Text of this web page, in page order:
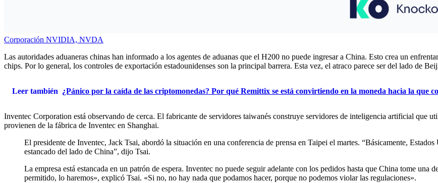
Corporación NVIDIA, NVDA
Las autoridades aduaneras chinas han informado a los agentes de aduanas que el H200 no puede ingresar a China. Esto crea un
chips. Por lo general, los controles de exportación estadounidenses son la principal barrera. Esta vez, el atraco parece ser del lado de
Leer también ¿Pánico por la caída de las criptomonedas? Por qué Remittix se está convirtiendo en la moneda hacia la que
Inventec Corporation está observando de cerca. El fabricante de servidores taiwanés construye servidores de inteligencia artificial que
provienen de la fábrica de Inventec en Shanghai.
El presidente de Inventec, Jack Tsai, abordó la situación en una conferencia de prensa en Taipei el martes. “Básicamente,
estancado del lado de China”, dijo Tsai.
La empresa está estancada en un patrón de espera. Inventec no puede seguir adelante con los pedidos hasta que China tome
permitido, lo haremos», explicó Tsai. «Si no, no hay nada que podamos hacer, porque no podemos violar las regulaciones».